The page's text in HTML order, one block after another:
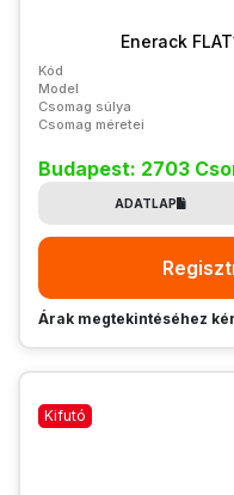
Enerack
Kód
Model
Csomag súlya
Csomag méretei
Budapest: 2703
ADATLAP
Árak megtekintéséhez
Kifutó